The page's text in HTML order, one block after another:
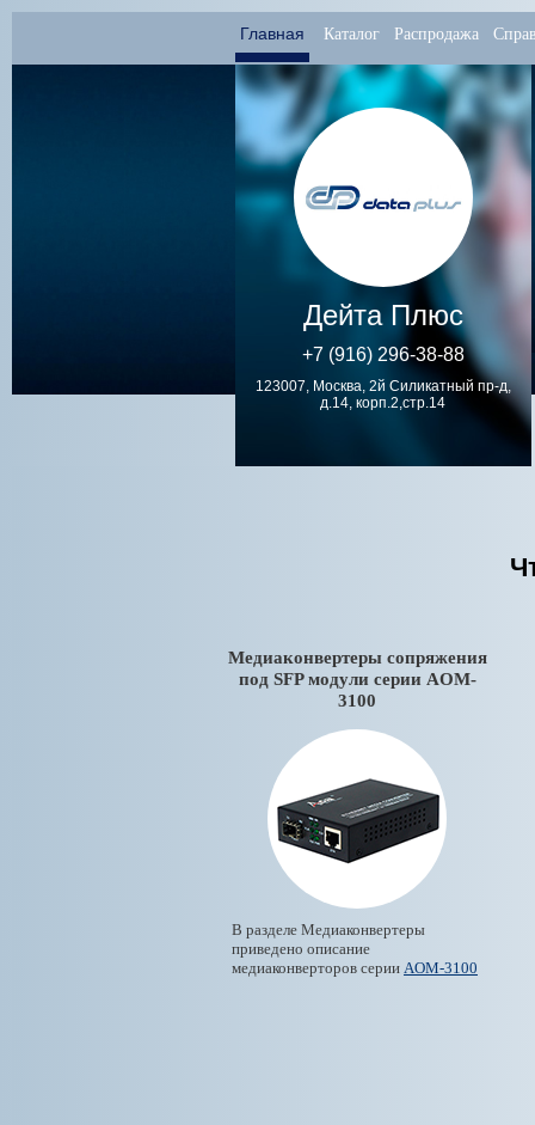
Главная Каталог Распродажа
Дейта Плюс
+7 (916) 296-38-88
123007, Москва, 2й Силикатный пр-д,
д.14, корп.2,стр.14
Медиаконвертеры сопряжения
под SFP модули серии AOM-
3100
В разделе Медиаконвертеры
приведено описание
медиаконверторов серии AOM-3100